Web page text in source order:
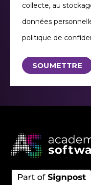
collecte, au
données
politique de